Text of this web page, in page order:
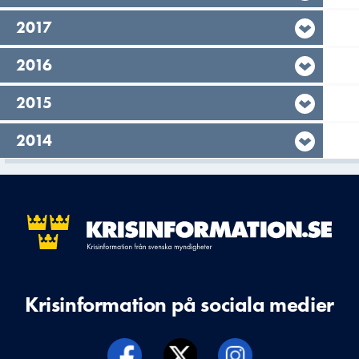
År,
2017
År,
2016
År,
2015
År,
2014
Krisinformation på sociala medier